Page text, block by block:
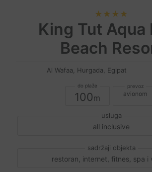
★★★★
King Tut Aqua
Beach
Al Wafaa, Hurgada, Egipat
100 avionom
all inclusive
restoran, internet, fitnes, spa i